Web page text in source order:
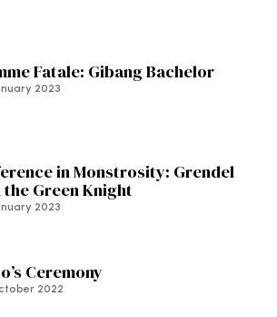
Fatale: Gibang Bachelor
2023
in Monstrosity: Grendel
the Green Knight
2023
Ceremony
2022